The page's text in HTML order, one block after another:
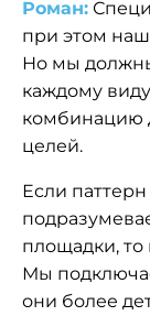
Роман:
при этом
Но мы должны
каждому
комбинацию
целей.
Если
площадки,
Мы
они более